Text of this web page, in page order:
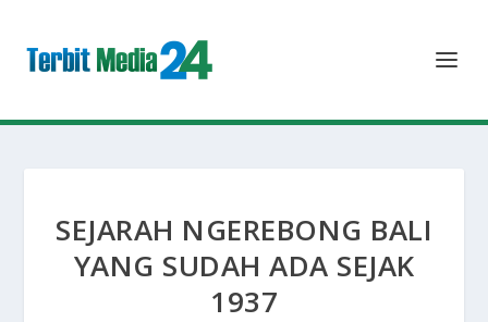
SEJARAH NGEREBONG BALI
YANG SUDAH ADA SEJAK
1937